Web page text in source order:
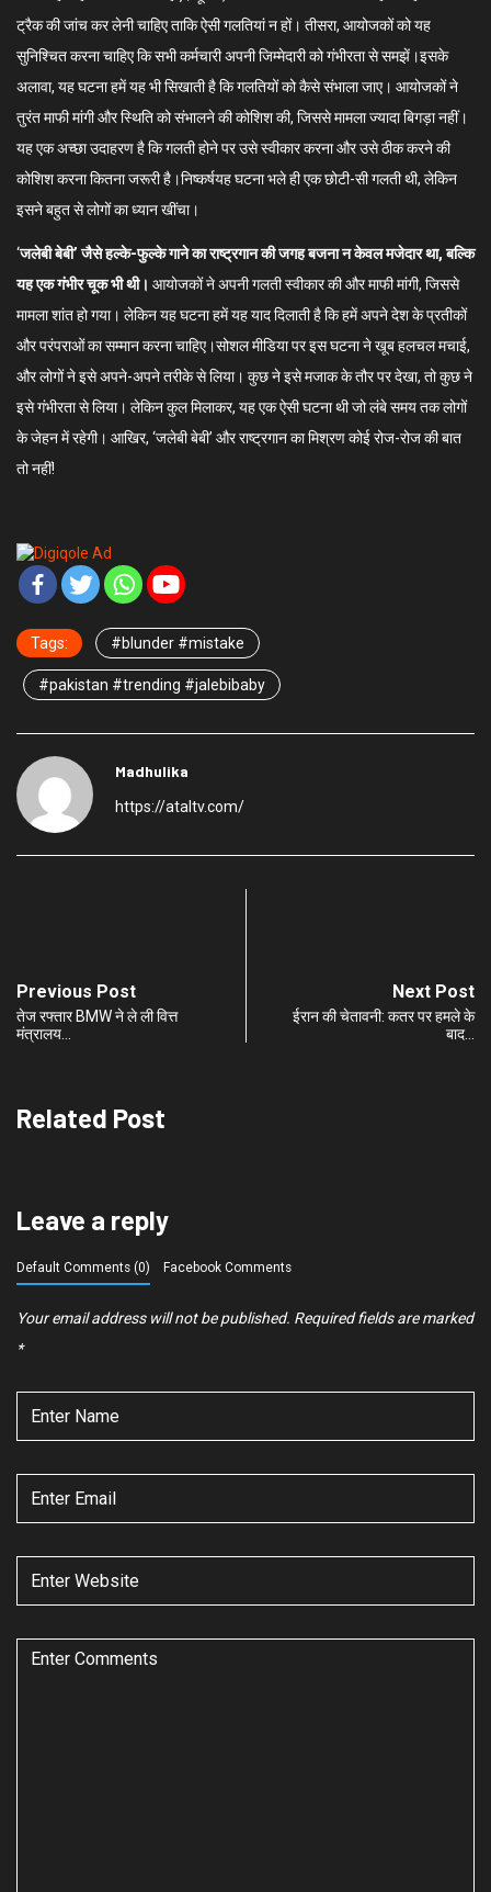
ट्रैक की जांच कर लेनी चाहिए ताकि ऐसी गलतियां न हों। तीसरा, आयोजकों को यह
सुनिश्चित करना चाहिए कि सभी कर्मचारी अपनी जिम्मेदारी को गंभीरता से समझें।इसके
अलावा, यह घटना हमें यह भी सिखाती है कि गलतियों को कैसे संभाला जाए। आयोजकों ने
तुरंत माफी मांगी और स्थिति को संभालने की कोशिश की, जिससे मामला ज्यादा बिगड़ा नहीं।
यह एक अच्छा उदाहरण है कि गलती होने पर उसे स्वीकार करना और उसे ठीक करने की
कोशिश करना कितना जरूरी है।निष्कर्षयह घटना भले ही एक छोटी-सी गलती थी, लेकिन
इसने बहुत से लोगों का ध्यान खींचा।
‘जलेबी बेबी’ जैसे हल्के-फुल्के गाने का राष्ट्रगान की जगह बजना न केवल मजेदार था, बल्कि
यह एक गंभीर चूक भी थी। आयोजकों ने अपनी गलती स्वीकार की और माफी मांगी, जिससे
मामला शांत हो गया। लेकिन यह घटना हमें यह याद दिलाती है कि हमें अपने देश के प्रतीकों
और परंपराओं का सम्मान करना चाहिए।सोशल मीडिया पर इस घटना ने खूब हलचल मचाई,
और लोगों ने इसे अपने-अपने तरीके से लिया। कुछ ने इसे मजाक के तौर पर देखा, तो कुछ ने
इसे गंभीरता से लिया। लेकिन कुल मिलाकर, यह एक ऐसी घटना थी जो लंबे समय तक लोगों
के जेहन में रहेगी। आखिर, ‘जलेबी बेबी’ और राष्ट्रगान का मिश्रण कोई रोज-रोज की बात
तो नहीं!
Tags: #blunder #mistake
#pakistan #trending #jalebibaby
Madhulika
https://ataltv.com/
Previous Post
तेज रफ्तार BMW ने ले ली वित्त
मंत्रालय…
Next Post
ईरान की चेतावनी: कतर पर हमले के
बाद…
Related Post
Leave a reply
Default Comments (0) Facebook Comments
Your email address will not be published. Required fields are marked
*